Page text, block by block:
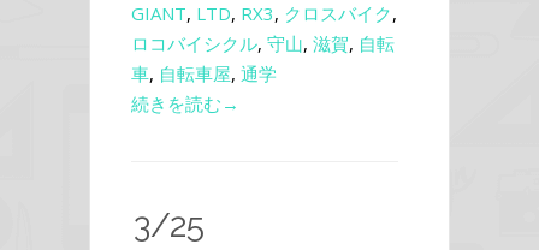
GIANT, LTD, RX3, クロスバイク,
ロコバイシクル, 守山, 滋賀, 自転
車, 自転車屋, 通学
続きを読む→
3/25